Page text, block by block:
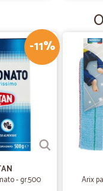
-11%
- gr.500
Arix